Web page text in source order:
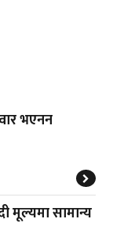
भएनन
मूल्यमा सामान्य